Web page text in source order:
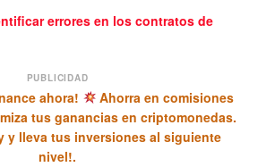
errores en los contratos de
PUBLICIDAD
ahora!
Ahorra en comisiones
tus ganancias en criptomonedas.
y lleva tus inversiones al siguiente
nivel!.